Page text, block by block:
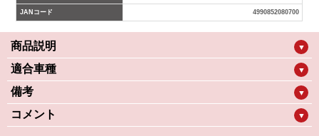
JANコード 4990852080700
商品説明 ▼
適合車種 ▼
備考 ▼
コメント ▼